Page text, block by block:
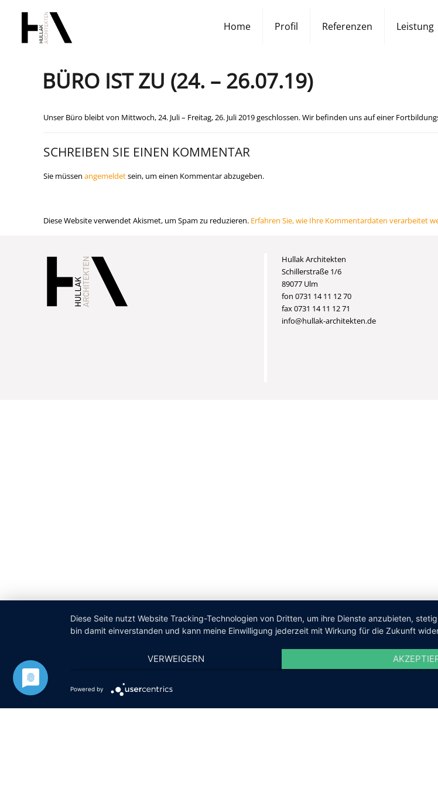
Home Profil Referenzen Leistung
BÜRO IST ZU (24. – 26.07.19)
Unser Büro bleibt von Mittwoch, 24. Juli – Freitag, 26. Juli 2019 geschlossen. Wir befinden uns auf einer
SCHREIBEN SIE EINEN KOMMENTAR
Sie müssenangemeldetsein, um einen Kommentar abzugeben.
Diese Website verwendet Akismet, um Spam zu reduzieren. Erfahren Sie, wie Ihre Kommentardaten verarbeitet
Hullak Architekten
Schillerstraße 1/6
89077 Ulm
fon 0731 14 11 12 70
fax 0731 14 11 12 71
info@hullak-architekten.de
Diese Seite nutzt Website Tracking-Technologien von Dritten, um ihre Dienste anzubieten,
bin damit einverstanden und kann meine Einwilligung jederzeit mit Wirkung für die Zukunft
VERWEIGERN
Powered by